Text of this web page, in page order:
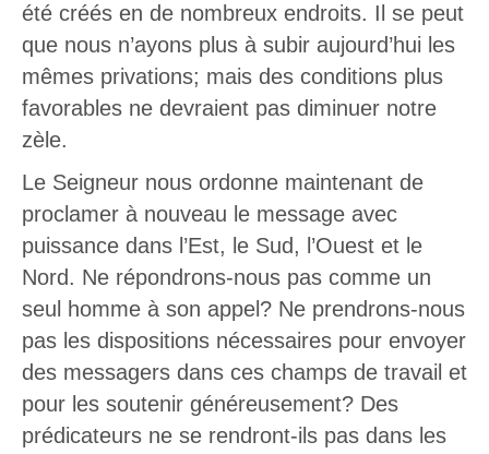
été créés en de nombreux endroits. Il se peut
que nous n’ayons plus à subir aujourd’hui les
mêmes privations; mais des conditions plus
favorables ne devraient pas diminuer notre
zèle.
Le Seigneur nous ordonne maintenant de
proclamer à nouveau le message avec
puissance dans l’Est, le Sud, l’Ouest et le
Nord. Ne répondrons-nous pas comme un
seul homme à son appel? Ne prendrons-nous
pas les dispositions nécessaires pour envoyer
des messagers dans ces champs de travail et
pour les soutenir généreusement? Des
prédicateurs ne se rendront-ils pas dans les